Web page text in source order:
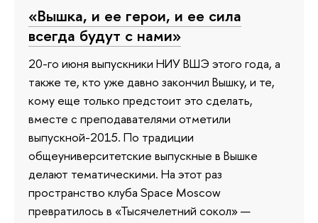
«Вышка, и ее герои, и ее сила
всегда будут с нами»
20-го июня выпускники НИУ ВШЭ этого года, а
также те, кто уже давно закончил Вышку, и те,
кому еще только предстоит это сделать,
вместе с преподавателями отметили
выпускной-2015. По традиции
общеуниверситетские выпускные в Вышке
делают тематическими. На этот раз
пространство клуба Space Moscow
превратилось в «Тысячелетний сокол» —